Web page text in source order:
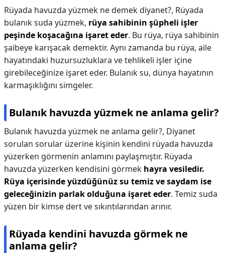
Rüyada havuzda yüzmek ne demek diyanet?, Rüyada
bulanık suda yüzmek, rüya sahibinin şüpheli işler
peşinde koşacağına işaret eder. Bu rüya, rüya sahibinin
şaibeye karışacak demektir. Aynı zamanda bu rüya, aile
hayatındaki huzursuzluklara ve tehlikeli işler içine
girebileceğinize işaret eder. Bulanık su, dünya hayatının
karmaşıklığını simgeler.
Bulanık havuzda yüzmek ne anlama gelir?
Bulanık havuzda yüzmek ne anlama gelir?, Diyanet
sorulan sorular üzerine kişinin kendini rüyada havuzda
yüzerken görmenin anlamını paylaşmıştır. Rüyada
havuzda yüzerken kendisini görmek hayra vesiledir.
Rüya içerisinde yüzdüğünüz su temiz ve saydam ise
geleceğinizin parlak olduğuna işaret eder. Temiz suda
yüzen bir kimse dert ve sıkıntılarından arınır.
Rüyada kendini havuzda görmek ne
anlama gelir?